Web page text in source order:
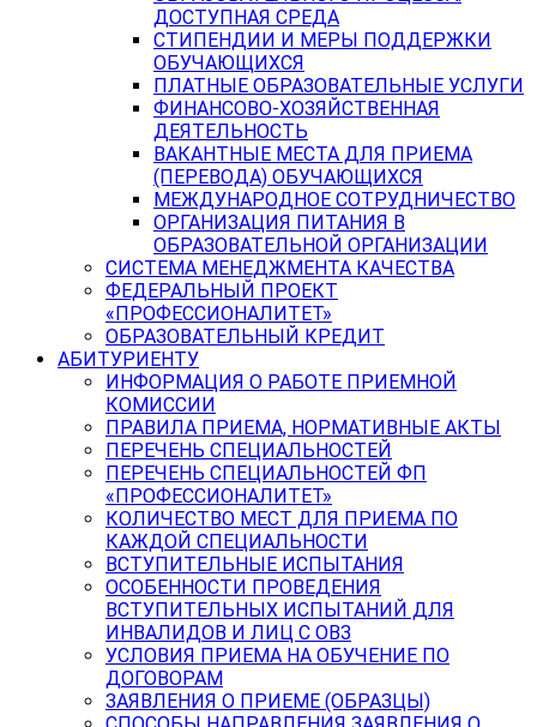
ДОСТУПНАЯ СРЕДА
СТИПЕНДИИ И МЕРЫ ПОДДЕРЖКИ
ОБУЧАЮЩИХСЯ
ПЛАТНЫЕ ОБРАЗОВАТЕЛЬНЫЕ УСЛУГИ
ФИНАНСОВО-ХОЗЯЙСТВЕННАЯ
ДЕЯТЕЛЬНОСТЬ
ВАКАНТНЫЕ МЕСТА ДЛЯ ПРИЕМА
(ПЕРЕВОДА) ОБУЧАЮЩИХСЯ
МЕЖДУНАРОДНОЕ СОТРУДНИЧЕСТВО
ОРГАНИЗАЦИЯ ПИТАНИЯ В
ОБРАЗОВАТЕЛЬНОЙ ОРГАНИЗАЦИИ
СИСТЕМА МЕНЕДЖМЕНТА КАЧЕСТВА
ФЕДЕРАЛЬНЫЙ ПРОЕКТ
«ПРОФЕССИОНАЛИТЕТ»
ОБРАЗОВАТЕЛЬНЫЙ КРЕДИТ
АБИТУРИЕНТУ
ИНФОРМАЦИЯ О РАБОТЕ ПРИЕМНОЙ
КОМИССИИ
ПРАВИЛА ПРИЕМА, НОРМАТИВНЫЕ АКТЫ
ПЕРЕЧЕНЬ СПЕЦИАЛЬНОСТЕЙ
ПЕРЕЧЕНЬ СПЕЦИАЛЬНОСТЕЙ ФП
«ПРОФЕССИОНАЛИТЕТ»
КОЛИЧЕСТВО МЕСТ ДЛЯ ПРИЕМА ПО
КАЖДОЙ СПЕЦИАЛЬНОСТИ
ВСТУПИТЕЛЬНЫЕ ИСПЫТАНИЯ
ОСОБЕННОСТИ ПРОВЕДЕНИЯ
ВСТУПИТЕЛЬНЫХ ИСПЫТАНИЙ ДЛЯ
ИНВАЛИДОВ И ЛИЦ С ОВЗ
УСЛОВИЯ ПРИЕМА НА ОБУЧЕНИЕ ПО
ДОГОВОРАМ
ЗАЯВЛЕНИЯ О ПРИЕМЕ (ОБРАЗЦЫ)